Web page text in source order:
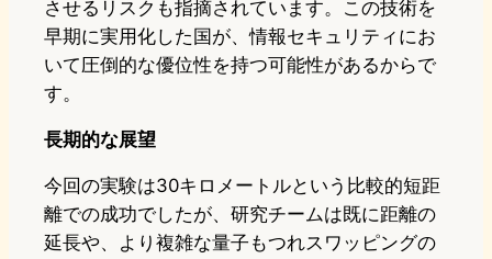
させるリスクも指摘されています。この技術を
早期に実用化した国が、情報セキュリティにお
いて圧倒的な優位性を持つ可能性があるからで
す。
長期的な展望
今回の実験は30キロメートルという比較的短距
離での成功でしたが、研究チームは既に距離の
延長や、より複雑な量子もつれスワッピングの